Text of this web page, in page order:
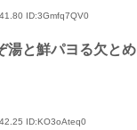
ID:3Gmfq7QV0
湯と鮮パヨる欠とめ
ID:KO3oAteq0